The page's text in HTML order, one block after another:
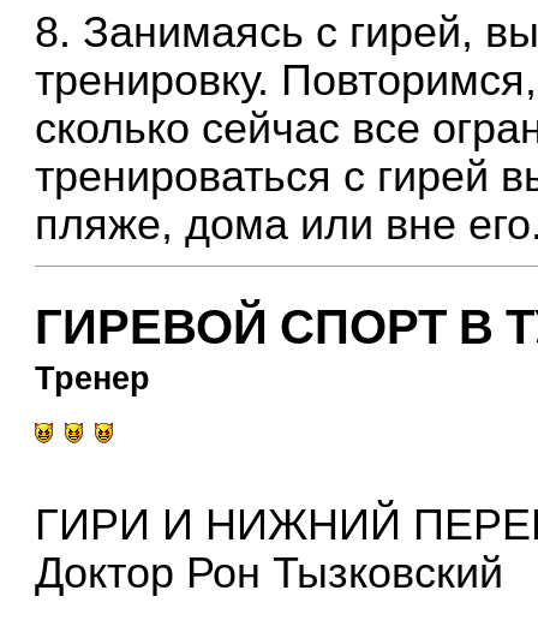
8. Занимаясь с гирей,
тренировку.
сколько сейчас все
тренироваться с гирей
пляже, дома или вне
ГИРЕВОЙ СПОРТ В
Тренер
ГИРИ И НИЖНИЙ
Доктор Рон Тызковский